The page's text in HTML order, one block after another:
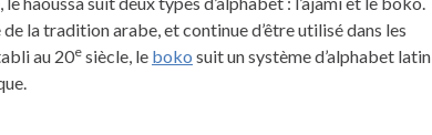
la tradition arabe, et continue d’être utilisé dans les
au 20e siècle, le boko suit un système d’alphabet latin